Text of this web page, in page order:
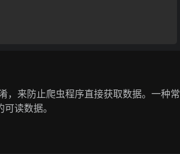
，来防止爬虫程序直接获取数据。一种常
读数据。